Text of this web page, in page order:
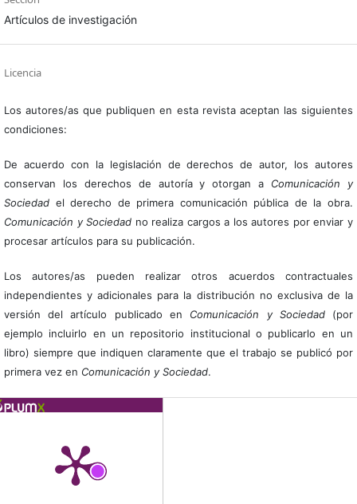
Artículos de investigación
Licencia
Los autores/as que publiquen en esta revista aceptan las siguientes
condiciones:
De acuerdo con la legislación de derechos de autor, los autores
conservan los derechos de autoría y otorgan a Comunicación y
Sociedadel derecho de primera comunicación pública de la obra.
Comunicación y Sociedad no realiza cargos a los autores por enviar y
procesar artículos para su publicación.
Los autores/as pueden realizar otros acuerdos contractuales
independientes y adicionales para la distribución no exclusiva de la
versión del artículo publicado en Comunicación y Sociedad(por
ejemplo incluirlo en un repositorio institucional o publicarlo en un
libro) siempre que indiquen claramente que el trabajo se publicó por
primera vez en Comunicación y Sociedad.